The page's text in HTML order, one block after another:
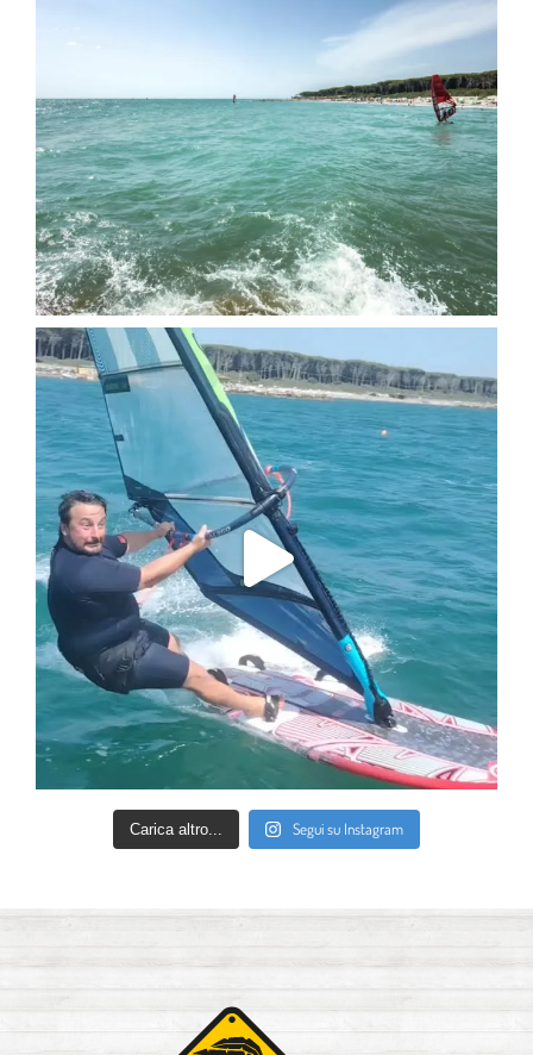
Carica altro... Segui su Instagram